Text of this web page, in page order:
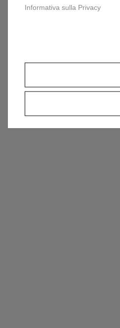
Informativa sulla Privacy